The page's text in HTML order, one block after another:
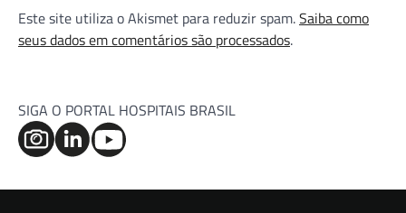
Este site utiliza o Akismet para reduzir spam.Saiba como
seus dados em comentários são processados.
SIGA O PORTAL HOSPITAIS BRASIL